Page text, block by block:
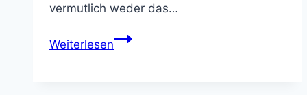
vermutlich weder das…
WeiterlesenTransformers